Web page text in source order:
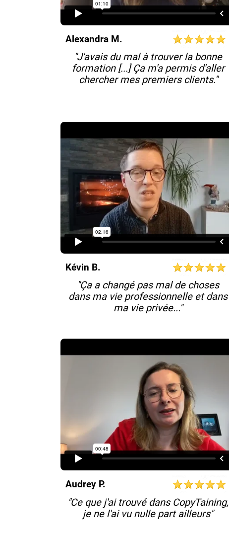
Alexandra M.
"J'avais du mal à trouver la bonne
formation [...] Ça m'a permis d'aller
chercher mes premiers clients."
Kévin B.
"Ça a changé pas mal de choses
dans ma vie professionnelle et dans
ma vie privée..."
Audrey P.
"Ce que j'ai trouvé dans CopyTaining,
je ne l'ai vu nulle part ailleurs"